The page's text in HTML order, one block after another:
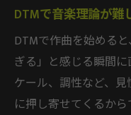
DTMで音楽理論が難
DTMで作曲を始める
ぎる」と感じる瞬間
ケール、調性など、
に押し寄せてくるか